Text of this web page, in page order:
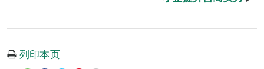
列印本页